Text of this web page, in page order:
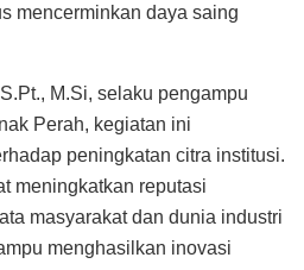
mencerminkan daya saing
M.Si, selaku pengampu
Perah, kegiatan ini
peningkatan citra institusi.
meningkatkan reputasi
masyarakat dan dunia industri
menghasilkan inovasi